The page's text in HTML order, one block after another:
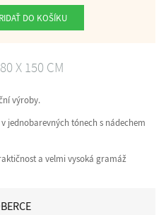
DO KOŠÍKU
X 150 CM
výroby.
jednobarevných tónech s nádechem
a velmi vysoká gramáž